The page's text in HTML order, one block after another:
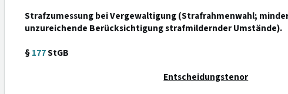
Strafzumessung bei Vergewaltigung (Strafrahmenwahl;
unzureichende Berücksichtigung strafmildernder Umstände).
§177StGB
Entscheidungstenor